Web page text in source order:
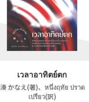
เวลาอาทิตย์ตก
湊 かなえ(著)、หนึ่งฤทัย ปราด
เปรียว(訳)